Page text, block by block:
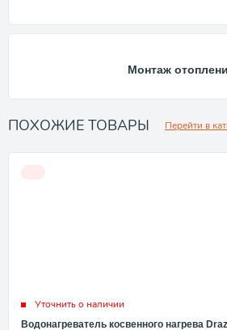
Монтаж
ПОХОЖИЕ ТОВАРЫ Перейти в
Уточнить о наличии
Водонагреватель косвенного нагрева